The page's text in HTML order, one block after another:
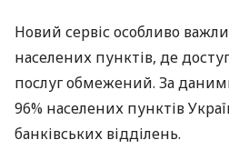
Новий сервіс особливо
населених пунктів, де
послуг обмежений. За
96% населених пунктів
банківських відділень.